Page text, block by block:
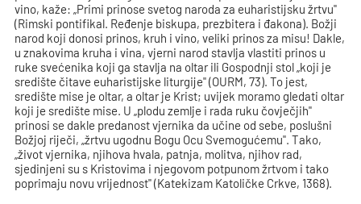
vino, kaže: „Primi prinose svetog naroda za euharistijsku žrtvu"
(Rimski pontifikal. Ređenje biskupa, prezbitera i đakona). Božji
narod koji donosi prinos, kruh i vino, veliki prinos za misu! Dakle,
u znakovima kruha i vina, vjerni narod stavlja vlastiti prinos u
ruke svećenika koji ga stavlja na oltar ili Gospodnji stol „koji je
središte čitave euharistijske liturgije" (OURM, 73). To jest,
središte mise je oltar, a oltar je Krist; uvijek moramo gledati oltar
koji je središte mise. U „plodu zemlje i rada ruku čovječjih"
prinosi se dakle predanost vjernika da učine od sebe, poslušni
Božjoj riječi, „žrtvu ugodnu Bogu Ocu Svemogućemu". Tako,
„život vjernika, njihova hvala, patnja, molitva, njihov rad,
sjedinjeni su s Kristovima i njegovom potpunom žrtvom i tako
poprimaju novu vrijednost" (Katekizam Katoličke Crkve, 1368).